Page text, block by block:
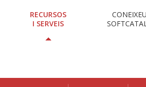
RECURSOS
I SERVEIS
CONEIXEU